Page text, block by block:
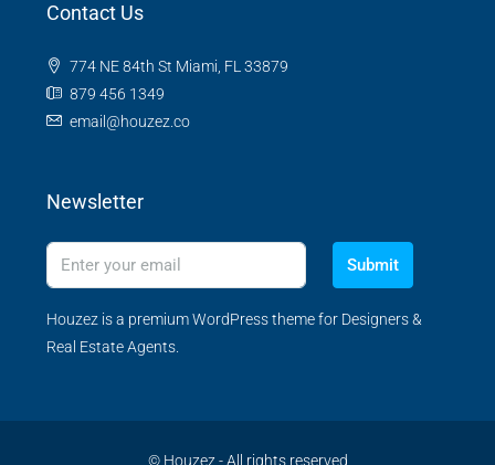
Contact Us
774 NE 84th St Miami, FL 33879
879 456 1349
email@houzez.co
Newsletter
Submit
Houzez is a premium WordPress theme for Designers &
Real Estate Agents.
© Houzez - All rights reserved